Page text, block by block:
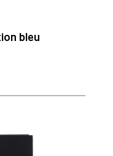
bleu